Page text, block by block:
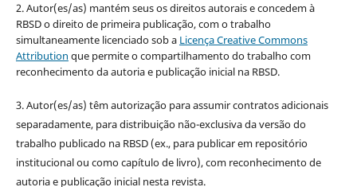
2. Autor(es/as) mantém seus os direitos autorais e concedem à
RBSD o direito de primeira publicação, com o trabalho
simultaneamente licenciado sob a Licença Creative Commons
Attribution que permite o compartilhamento do trabalho com
reconhecimento da autoria e publicação inicial na RBSD.
3. Autor(es/as) têm autorização para assumir contratos adicionais
separadamente, para distribuição não-exclusiva da versão do
trabalho publicado na RBSD (ex., para publicar em repositório
institucional ou como capítulo de livro), com reconhecimento de
autoria e publicação inicial nesta revista.